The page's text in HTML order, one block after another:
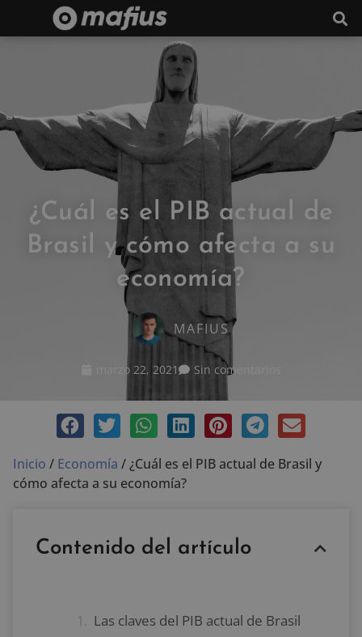
¿Cuál es el PIB actual de
Brasil y cómo afecta a su
economía?
MAFIUS
marzo 22, 2021 Sin comentarios
Inicio / Economía /¿Cuál es el PIB actual de Brasil y
cómo afecta a su economía?
Contenido del artículo
Las claves del PIB actual de Brasil